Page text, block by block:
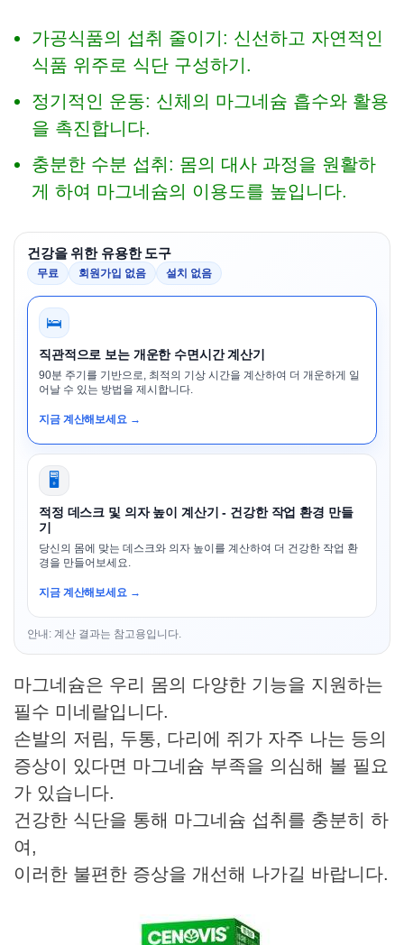
가공식품의 섭취 줄이기: 신선하고 자연적인
식품 위주로 식단 구성하기.
정기적인 운동: 신체의 마그네슘 흡수와 활용
을 촉진합니다.
충분한 수분 섭취: 몸의 대사 과정을 원활하
게 하여 마그네슘의 이용도를 높입니다.
건강을 위한 유용한 도구
무료 회원가입 없음 설치 없음
🛌
직관적으로 보는 개운한 수면시간 계산기
90분 주기를 기반으로, 최적의 기상 시간을 계산하여 더 개운하게 일
어날 수 있는 방법을 제시합니다.
지금 계산해보세요 →
🖥️
적정 데스크 및 의자 높이 계산기 - 건강한 작업 환경 만들
기
당신의 몸에 맞는 데스크와 의자 높이를 계산하여 더 건강한 작업 환
경을 만들어보세요.
지금 계산해보세요 →
안내: 계산 결과는 참고용입니다.
마그네슘은 우리 몸의 다양한 기능을 지원하는
필수 미네랄입니다.
손발의 저림, 두통, 다리에 쥐가 자주 나는 등의
증상이 있다면 마그네슘 부족을 의심해 볼 필요
가 있습니다.
건강한 식단을 통해 마그네슘 섭취를 충분히 하
여,
이러한 불편한 증상을 개선해 나가길 바랍니다.